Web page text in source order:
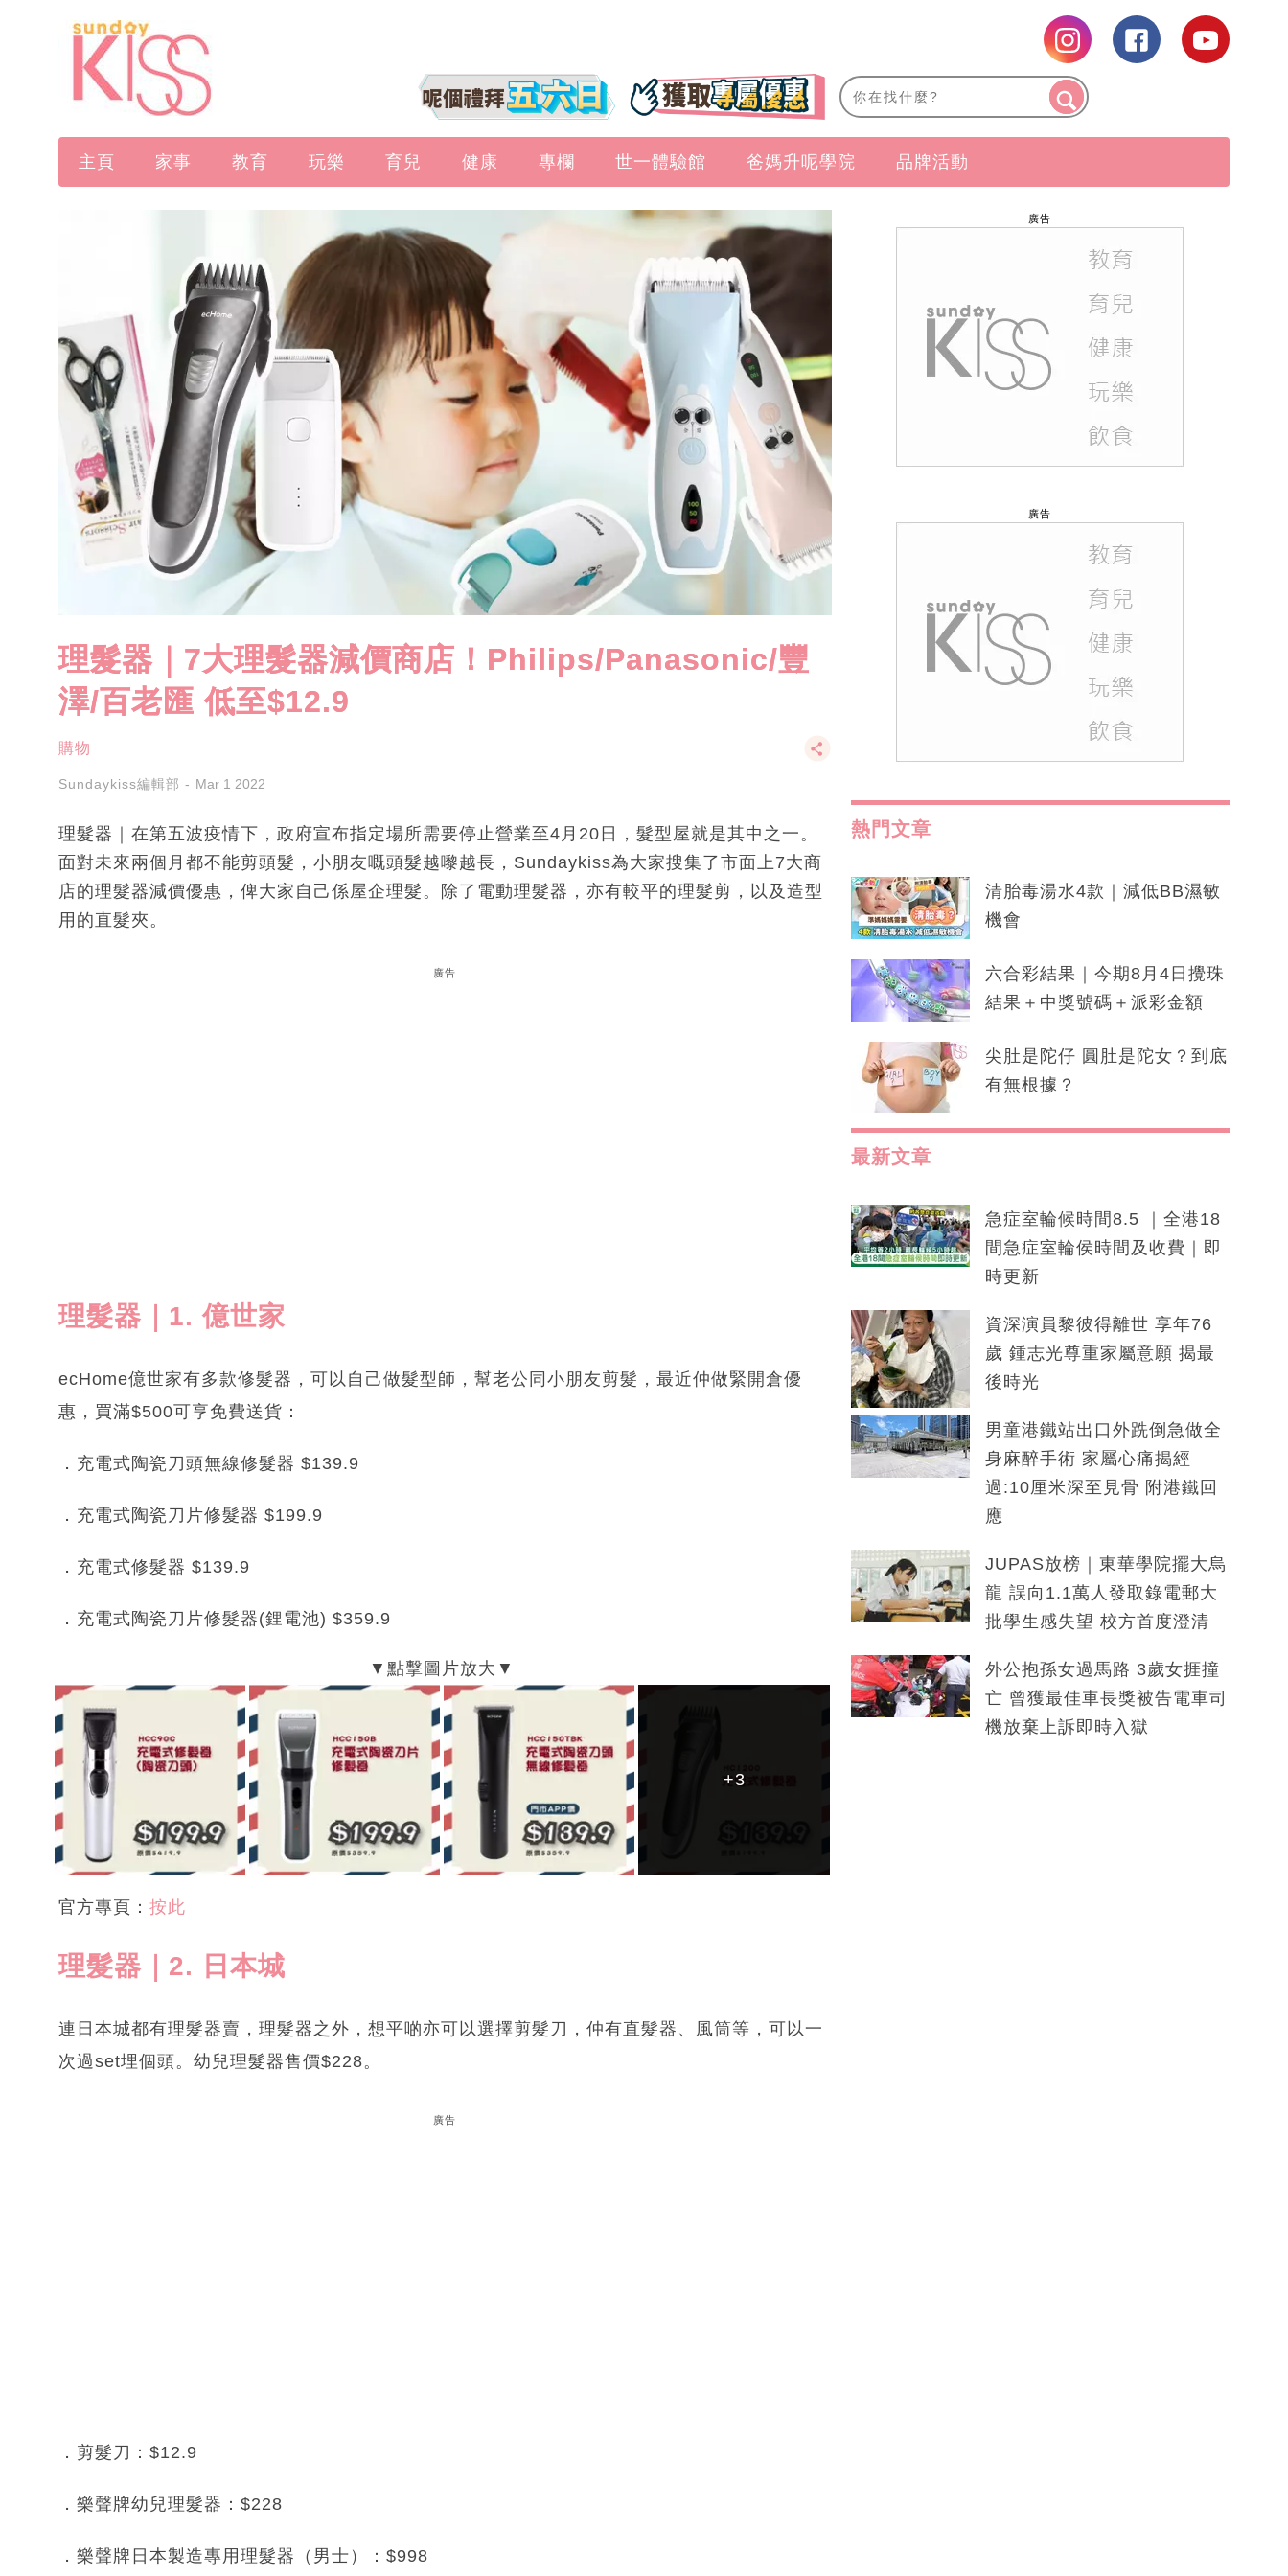
主頁 家事 教育 玩樂 育兒 健康 專欄 世一體驗館 爸媽升呢學院 品牌活動
理髮器｜7大理髮器減價商店！Philips/Panasonic/豐
澤/百老匯 低至$12.9
購物
Sundaykiss編輯部 Mar 1 2022
理髮器｜在第五波疫情下，政府宣布指定場所需要停止營業至4月20日，髮型屋就是其中之一。
面對未來兩個月都不能剪頭髮，小朋友嘅頭髮越嚟越長，Sundaykiss為大家搜集了市面上7大商
店的理髮器減價優惠，俾大家自己係屋企理髮。除了電動理髮器，亦有較平的理髮剪，以及造型
用的直髮夾。
廣告
理髮器｜1. 億世家
ecHome億世家有多款修髮器，可以自己做髮型師，幫老公同小朋友剪髮，最近仲做緊開倉優
惠，買滿$500可享免費送貨：
．充電式陶瓷刀頭無線修髮器 $139.9
．充電式陶瓷刀片修髮器 $199.9
．充電式修髮器 $139.9
．充電式陶瓷刀片修髮器(鋰電池) $359.9
+3
+3
官方專頁： 按此
理髮器｜2. 日本城
連日本城都有理髮器賣，理髮器之外，想平啲亦可以選擇剪髮刀，仲有直髮器、風筒等，可以一
次過set埋個頭。幼兒理髮器售價$228。
廣告
．剪髮刀：$12.9
．樂聲牌幼兒理髮器：$228
．樂聲牌日本製造專用理髮器（男士）：$998
廣告
廣告
熱門文章
清胎毒湯水4款｜減低BB濕敏
機會
六合彩結果｜今期8月4日攪珠
結果＋中獎號碼＋派彩金額
尖肚是陀仔 圓肚是陀女？到底
有無根據？
最新文章
急症室輪候時間8.5 ｜全港18
間急症室輪侯時間及收費｜即
時更新
資深演員黎彼得離世 享年76
歲 鍾志光尊重家屬意願 揭最
後時光
男童港鐵站出口外跣倒急做全
身麻醉手術 家屬心痛揭經
過:10厘米深至見骨 附港鐵回
應
JUPAS放榜｜東華學院擺大烏
龍 誤向1.1萬人發取錄電郵大
批學生感失望 校方首度澄清
外公抱孫女過馬路 3歲女捱撞
亡 曾獲最佳車長獎被告電車司
機放棄上訴即時入獄